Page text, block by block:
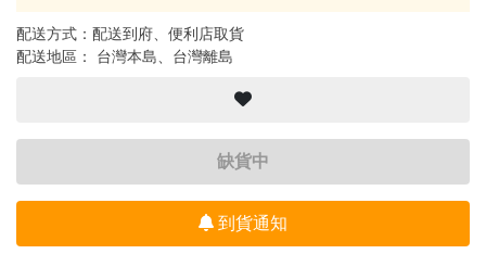
配送方式：配送到府、便利店取貨
配送地區： 台灣本島、台灣離島
缺貨中
到貨通知